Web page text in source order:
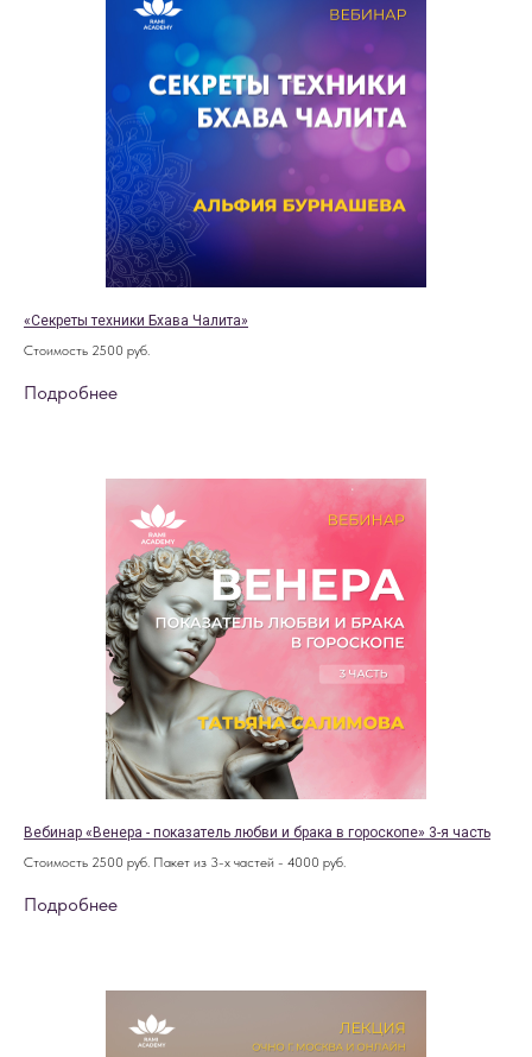
«Секреты техники Бхава Чалита»
Стоимость 2500 руб.
Подробнее
Вебинар «Венера - показатель любви и брака в гороскопе» 3-я часть
Стоимость 2500 руб. Пакет из 3-х частей - 4000 руб.
Подробнее